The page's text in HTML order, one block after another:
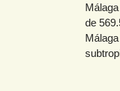
de